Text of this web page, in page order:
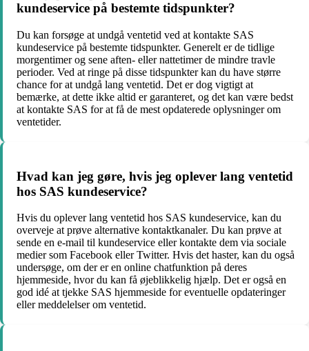
kundeservice på bestemte tidspunkter?
Du kan forsøge at undgå ventetid ved at kontakte SAS
kundeservice på bestemte tidspunkter. Generelt er de tidlige
morgentimer og sene aften- eller nattetimer de mindre travle
perioder. Ved at ringe på disse tidspunkter kan du have større
chance for at undgå lang ventetid. Det er dog vigtigt at
bemærke, at dette ikke altid er garanteret, og det kan være bedst
at kontakte SAS for at få de mest opdaterede oplysninger om
ventetider.
Hvad kan jeg gøre, hvis jeg oplever lang ventetid
hos SAS kundeservice?
Hvis du oplever lang ventetid hos SAS kundeservice, kan du
overveje at prøve alternative kontaktkanaler. Du kan prøve at
sende en e-mail til kundeservice eller kontakte dem via sociale
medier som Facebook eller Twitter. Hvis det haster, kan du også
undersøge, om der er en online chatfunktion på deres
hjemmeside, hvor du kan få øjeblikkelig hjælp. Det er også en
god idé at tjekke SAS hjemmeside for eventuelle opdateringer
eller meddelelser om ventetid.